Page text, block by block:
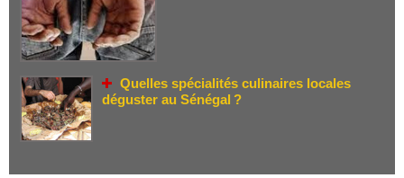
Quelles spécialités culinaires locales
déguster au Sénégal ?